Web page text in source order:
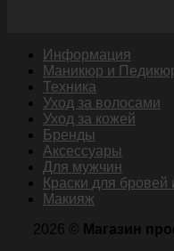
Информация
Маникюр и
Техника
Уход за волосами
Уход за кожей
Бренды
Аксессуары
Для мужчин
Краски для бровей
Макияж
2026 ©
Магазин